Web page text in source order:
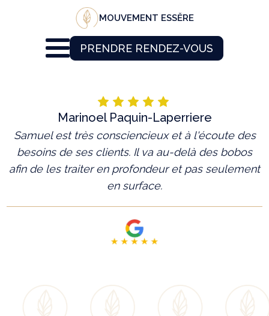
MOUVEMENT ESSĔRE
PRENDRE RENDEZ-VOUS
Marinoel Paquin-Laperriere
Samuel est très consciencieux et à l'écoute des
besoins de ses clients. Il va au-delà des bobos
afin de les traiter en profondeur et pas seulement
en surface.